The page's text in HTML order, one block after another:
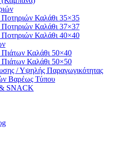
Ποτηριών Καλάθι 35×35
Ποτηριών Καλάθι 37×37
Ποτηριών Καλάθι 40×40
Πιάτων Καλάθι 50×40
Πιάτων Καλάθι 50×50
/ Υψηλής Παραγωγικότητας
Βαρέως Τύπου
SNACK